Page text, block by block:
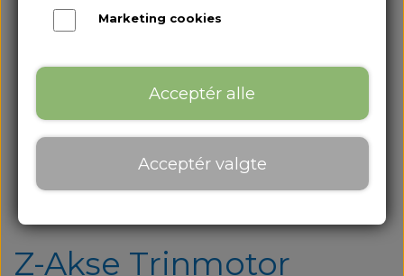
Brugt/Demo
Om os
Om os
Kontakt
Z-Akse Trinmotor
Marketing cookies
Acceptér alle
Acceptér valgte